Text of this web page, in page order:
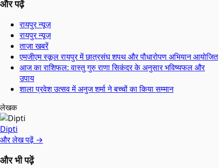
और पढ़ें
रायपुर न्यूज़
रायपुर न्यूज़
ताज़ा खबरें
एमजीएम स्कूल रायपुर में छात्रसंघ शपथ और पौधारोपण अभियान आयोजित
आज का राशिफल: वास्तु गुरु राणा सिकंदर के अनुसार भविष्यफल और
उपाय
शाला प्रवेश उत्सव में अनुज शर्मा ने बच्चों का किया सम्मान
लेखक
Dipti
और लेख पढ़ें →
और भी पढ़ें